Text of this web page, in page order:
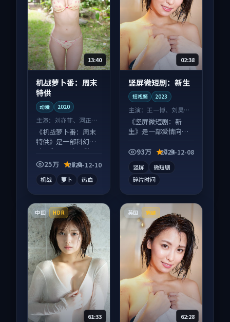
13:40
机战萝卜番：周末
特供
动漫 2020
主演： 刘亦菲、河正宇
等
《机战萝卜番：周末
特供》是一部科幻向
动漫作品，片尾彩蛋
别错过，字幕区常有
25万 7.6
2024-12-10
机战 萝卜 热血
02:38
竖屏微短剧：新生
短视频 2023
主演： 王一博、刘昊然
等
《竖屏微短剧：新
生》是一部爱情向短
别错过，字幕区常有
93万 7.9
2024-12-08
竖屏
微短剧
碎片时间
中国 HDR
61:33
英国 完结
62:28